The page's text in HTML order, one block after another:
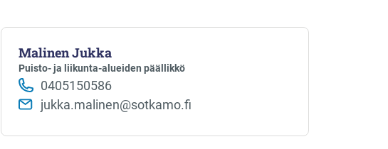
Malinen Jukka
Puisto- ja liikunta-alueiden päällikkö
0405150586
jukka.malinen@sotkamo.fi